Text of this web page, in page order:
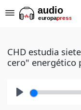
CHD estudia
cero" energético